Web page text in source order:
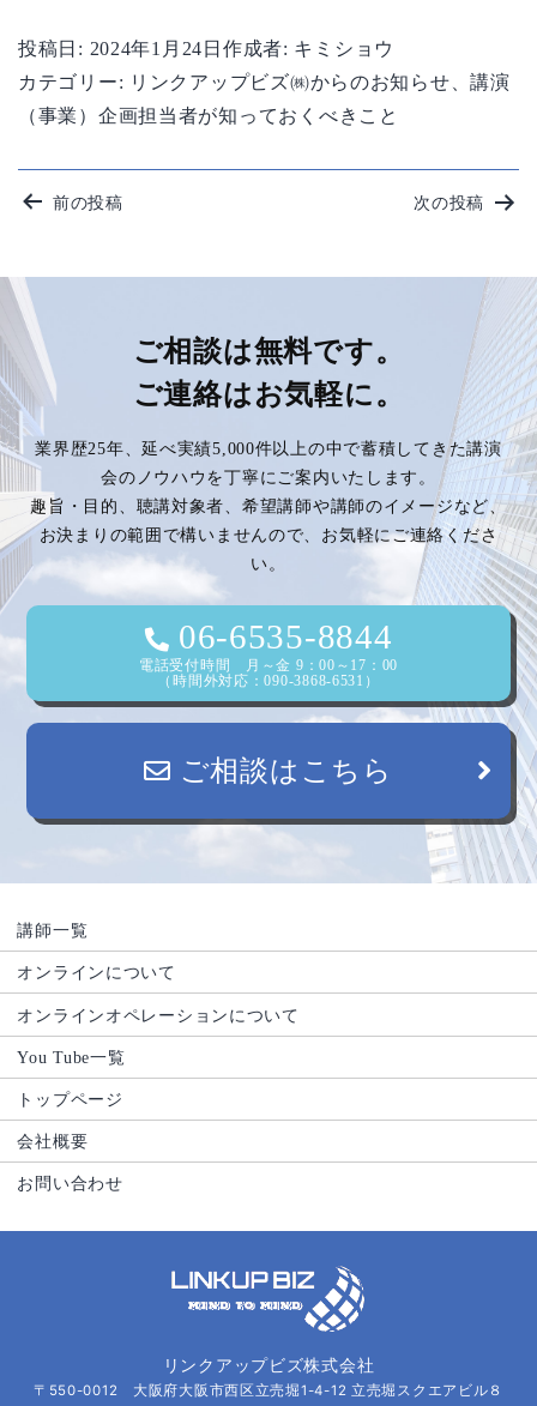
投稿日: 2024年1月24日 作成者: キミショウ
カテゴリー: リンクアップビズ㈱からのお知らせ 、講演
（事業）企画担当者が知っておくべきこと
投
ナ
ビ
ゲ
ー
シ
ョ
ン
前の投稿 次の投稿
ご相談は無料です。
ご連絡はお気軽に。
業界歴25年、延べ実績5,000件以上の中で蓄積してきた講演
会のノウハウを丁寧にご案内いたします。
趣旨・目的、聴講対象者、希望講師や講師のイメージなど、
お決まりの範囲で構いませんので、お気軽にご連絡くださ
い。
06-6535-8844
電話受付時間 月～金 9：00～17：00
（時間外対応：090-3868-6531）
ご相談はこちら
講師一覧
オンラインについて
オンラインオペレーションについて
You Tube一覧
トップページ
会社概要
お問い合わせ
リンクアップビズ株式会社
〒550-0012 大阪府大阪市西区立売堀1-4-12 立売堀スクエアビル８